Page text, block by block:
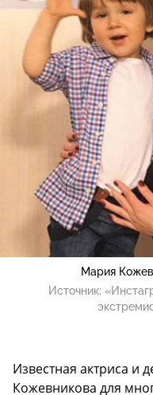
Мария
Источник:
Известная актриса и
Кожевникова для